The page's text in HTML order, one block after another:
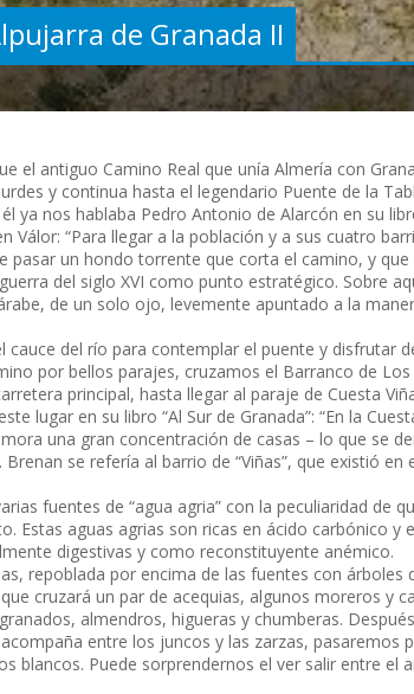
de Granada II
el antiguo Camino Real que unía Almería con
y continua hasta el legendario Puente de la
ya nos hablaba Pedro Antonio de Alarcón en su
Válor: “Para llegar a la población y a sus cuatro
pasar un hondo torrente que corta el camino, y que
del siglo XVI como punto estratégico. Sobre
de un solo ojo, levemente apuntado a la
del río para contemplar el puente y disfrutar
por bellos parajes, cruzamos el Barranco de
principal, hasta llegar al paraje de Cuesta
lugar en su libro “Al Sur de Granada”: “En la
una gran concentración de casas – lo que se
se refería al barrio de “Viñas”, que existió en
fuentes de “agua agria” con la peculiaridad de
Estas aguas agrias son ricas en ácido carbónico y
digestivas y como reconstituyente anémico.
repoblada por encima de las fuentes con árboles
cruzará un par de acequias, algunos moreros y
almendros, higueras y chumberas.
entre los juncos y las zarzas, pasaremos
blancos. Puede sorprendernos el ver salir entre el